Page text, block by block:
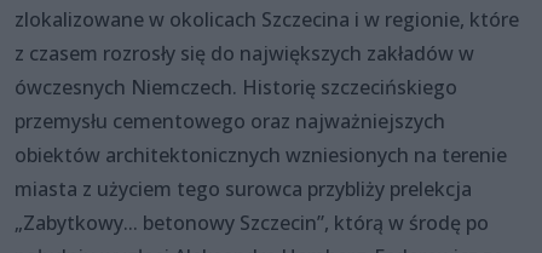
zlokalizowane w okolicach Szczecina i w regionie, które
z czasem rozrosły się do największych zakładów w
ówczesnych Niemczech. Historię szczecińskiego
przemysłu cementowego oraz najważniejszych
obiektów architektonicznych wzniesionych na terenie
miasta z użyciem tego surowca przybliży prelekcja
„Zabytkowy... betonowy Szczecin”, którą w środę po